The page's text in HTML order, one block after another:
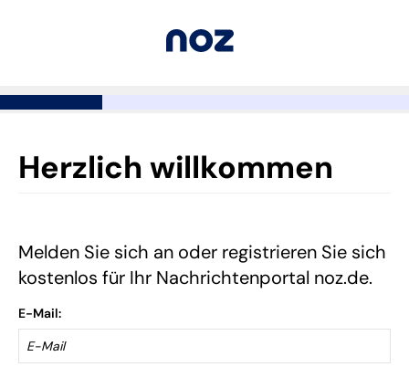
Herzlich willkommen
Melden Sie sich an oder registrieren Sie sich
kostenlos für Ihr Nachrichtenportal noz.de.
E-Mail